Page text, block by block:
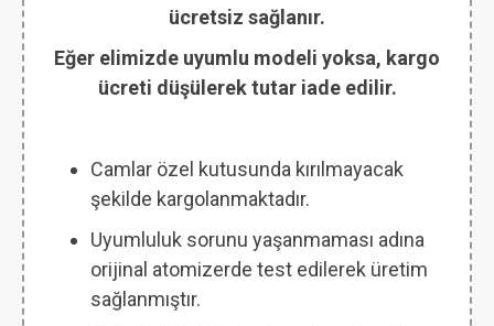
ücretsiz sağlanır.
Eğer elimizde uyumlu modeli yoksa, kargo
ücreti düşülerek tutar iade edilir.
Camlar özel kutusunda kırılmayacak
şekilde kargolanmaktadır.
Uyumluluk sorunu yaşanmaması adına
orijinal atomizerde test edilerek üretim
sağlanmıştır.